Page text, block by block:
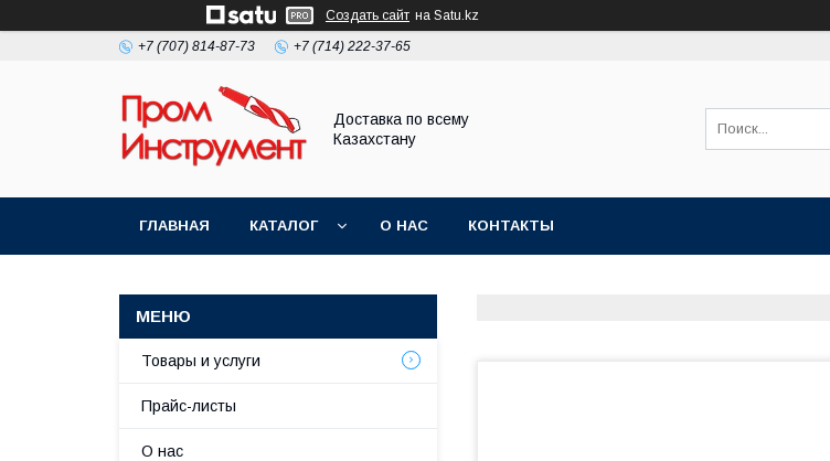
Создать сайт на Satu.kz
+7 (707) 814-87-73 +7 (714) 222-37-65
Доставка по всему
Казахстану
ГЛАВНАЯ КАТАЛОГ О НАС КОНТАКТЫ
Товары и услуги
Прайс-листы
О нас